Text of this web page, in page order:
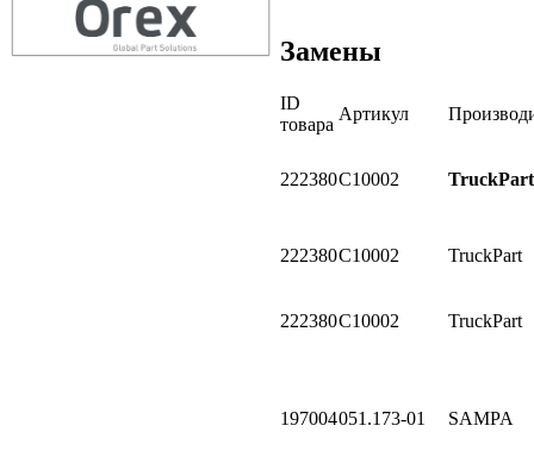
Замены
ID
товара
Артикул
222380C10002 TruckPart
222380C10002 TruckPart
222380C10002 TruckPart
197004051.173-01 SAMPA